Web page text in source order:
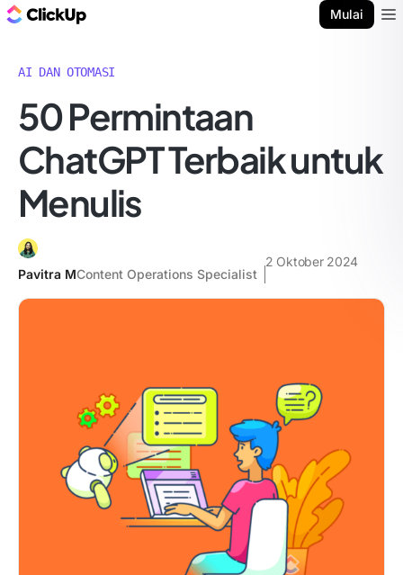
Mulai
AI DAN OTOMASI
50 Permintaan
ChatGPT Terbaik untuk
Menulis
Pavitra MContent Operations Specialist
2 Oktober 2024